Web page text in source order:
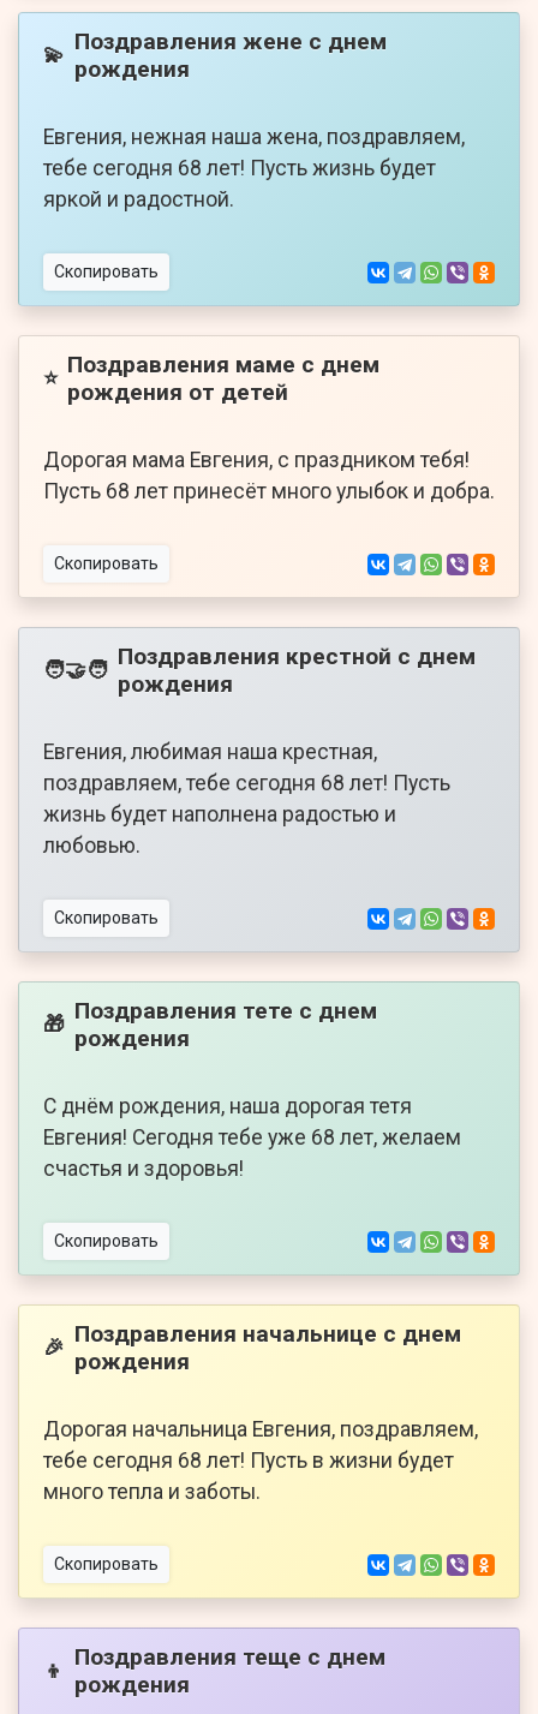
💫 Поздравления жене с днем
рождения
Евгения, нежная наша жена, поздравляем,
тебе сегодня 68 лет! Пусть жизнь будет
яркой и радостной.
Скопировать
⭐ Поздравления маме с днем
рождения от детей
Дорогая мама Евгения, с праздником тебя!
Пусть 68 лет принесёт много улыбок и добра.
Скопировать
🧑‍🤝‍🧑 Поздравления крестной с днем
рождения
Евгения, любимая наша крестная,
поздравляем, тебе сегодня 68 лет! Пусть
жизнь будет наполнена радостью и
любовью.
Скопировать
🎁 Поздравления тете с днем
рождения
С днём рождения, наша дорогая тетя
Евгения! Сегодня тебе уже 68 лет, желаем
счастья и здоровья!
Скопировать
🎉 Поздравления начальнице с днем
рождения
Дорогая начальница Евгения, поздравляем,
тебе сегодня 68 лет! Пусть в жизни будет
много тепла и заботы.
Скопировать
👦
Поздравления теще с днем
рождения